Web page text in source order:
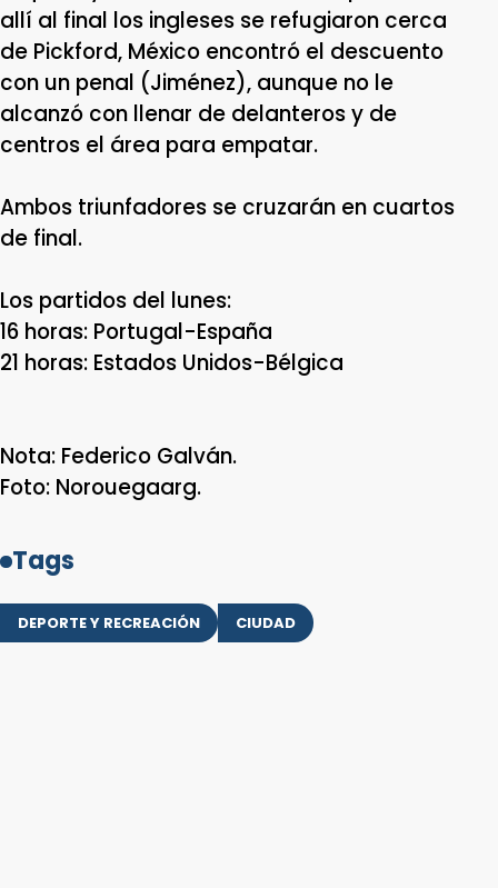
allí al final los ingleses se refugiaron cerca
de Pickford, México encontró el descuento
con un penal (Jiménez), aunque no le
alcanzó con llenar de delanteros y de
centros el área para empatar.
Ambos triunfadores se cruzarán en cuartos
de final.
Los partidos del lunes:
16 horas: Portugal-España
21 horas: Estados Unidos-Bélgica
Nota: Federico Galván.
Foto: Norouegaarg.
Tags
DEPORTE Y RECREACIÓN CIUDAD